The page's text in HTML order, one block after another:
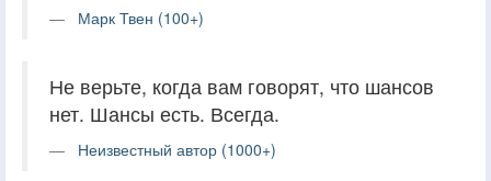
Марк Твен (100+)
Не верьте, когда вам говорят, что шансов
нет. Шансы есть. Всегда.
Неизвестный автор (1000+)